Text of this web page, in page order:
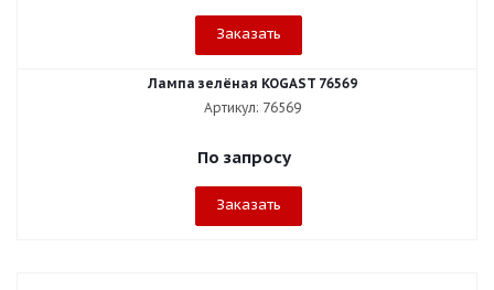
Заказать
Лампа зелёная KOGAST 76569
Артикул: 76569
По запросу
Заказать